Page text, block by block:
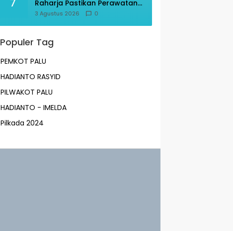
7
Raharja Pastikan Perawatan
Korban KM Mutiara Sentosa
3 Agustus 2026 0
Populer Tag
PEMKOT PALU
HADIANTO RASYID
PILWAKOT PALU
HADIANTO - IMELDA
Pilkada 2024